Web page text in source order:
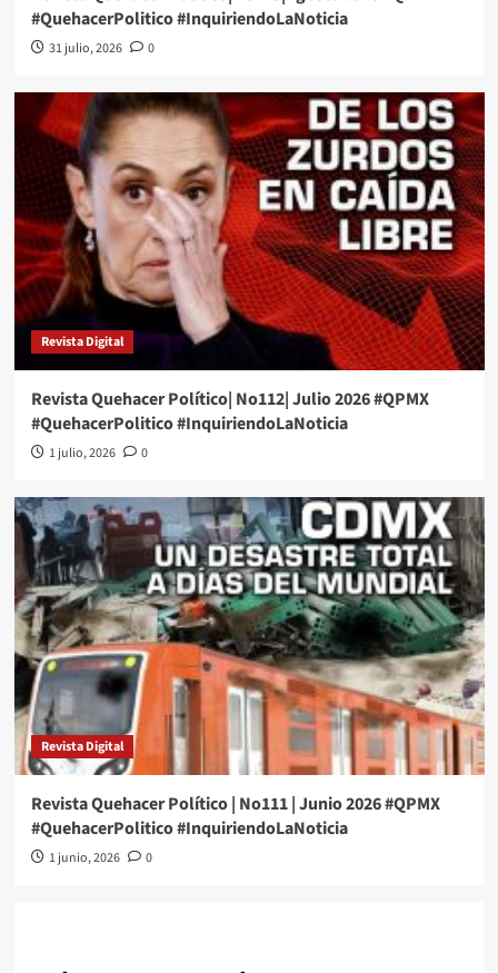
#QuehacerPolitico #InquiriendoLaNoticia
31 julio, 2026 0
Revista Digital
Revista Quehacer Político| No112| Julio 2026 #QPMX
#QuehacerPolitico #InquiriendoLaNoticia
1 julio, 2026 0
Revista Digital
Revista Quehacer Político | No111 | Junio 2026 #QPMX
#QuehacerPolitico #InquiriendoLaNoticia
1 junio, 2026 0